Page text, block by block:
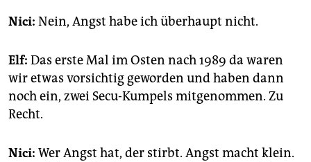
Nici: Nein, Angst habe ich überhaupt nicht.
Elf: Das erste Mal im Osten nach 1989 da waren
wir etwas vorsichtig geworden und haben dann
noch ein, zwei Secu-Kumpels mitgenommen. Zu
Recht.
Nici: Wer Angst hat, der stirbt. Angst macht klein.